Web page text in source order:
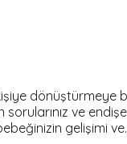
dönüştürmeye
ve
gelişimi